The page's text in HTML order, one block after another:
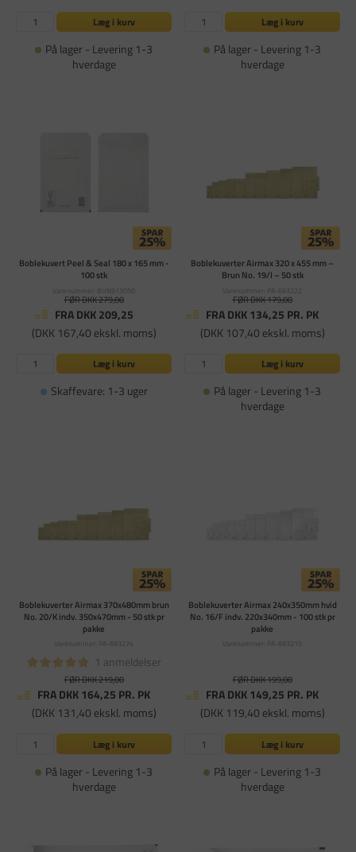
Læg i kurv
På lager - Levering 1-3
hverdage
Læg i kurv
På lager - Levering 1-3
hverdage
Boblekuvert Peel & Seal 180 x 165 mm -
100 stk
Varenummer: BUN913050
FØR DKK 279,00
FRA DKK 209,25
(DKK 167,40 ekskl. moms)
Læg i kurv
Skaffevare: 1-3 uger
Boblekuverter Airmax 320 x 455 mm –
Brun No. 19/I – 50 stk
Varenummer: PA-693222
FØR DKK 179,00
FRA DKK 134,25 PR. PK
(DKK 107,40 ekskl. moms)
Læg i kurv
På lager - Levering 1-3
hverdage
Boblekuverter Airmax 370x480mm brun
No. 20/K indv. 350x470mm - 50 stk pr
pakke
Varenummer: PA-693224
1 anmeldelser
FØR DKK 219,00
FRA DKK 164,25 PR. PK
(DKK 131,40 ekskl. moms)
Læg i kurv
På lager - Levering 1-3
hverdage
Boblekuverter Airmax 240x350mm hvid
No. 16/F indv. 220x340mm - 100 stk pr
pakke
Varenummer: PA-693215
FØR DKK 199,00
FRA DKK 149,25 PR. PK
(DKK 119,40 ekskl. moms)
Læg i kurv
På lager - Levering 1-3
hverdage